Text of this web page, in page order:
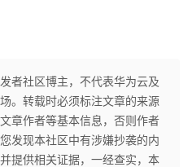
者社区博主，不代表华为云及
。转载时必须标注文章的来源
章作者等基本信息，否则作者
发现本社区中有涉嫌抄袭的内
提供相关证据，一经查实，本